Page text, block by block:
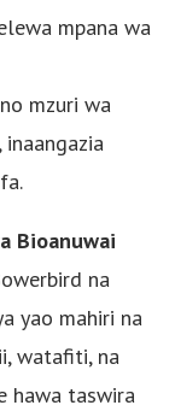
mpana wa
mzuri wa
Bioanuwai
na
yao mahiri na
watafiti, na
hawa taswira